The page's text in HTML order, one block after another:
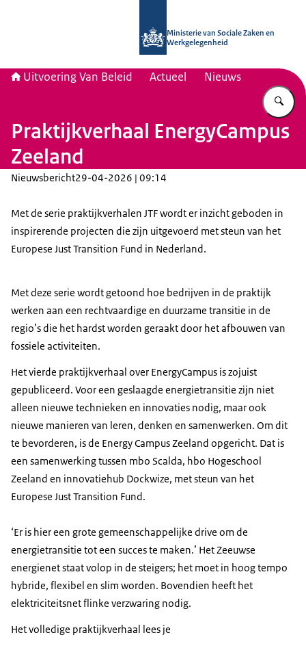
Ministerie van Sociale Zaken en
Werkgelegenheid
Uitvoering Van Beleid Actueel Nieuws
Praktijkverhaal EnergyCampus
Zeeland
Nieuwsbericht29-04-2026 | 09:14
Met de serie praktijkverhalen JTF wordt er inzicht geboden in
inspirerende projecten die zijn uitgevoerd met steun van het
Europese Just Transition Fund in Nederland.
Met deze serie wordt getoond hoe bedrijven in de praktijk
werken aan een rechtvaardige en duurzame transitie in de
regio’s die het hardst worden geraakt door het afbouwen van
fossiele activiteiten.
Het vierde praktijkverhaal over EnergyCampus is zojuist
gepubliceerd. Voor een geslaagde energietransitie zijn niet
alleen nieuwe technieken en innovaties nodig, maar ook
nieuwe manieren van leren, denken en samenwerken. Om dit
te bevorderen, is de Energy Campus Zeeland opgericht. Dat is
een samenwerking tussen mbo Scalda, hbo Hogeschool
Zeeland en innovatiehub Dockwize, met steun van het
Europese Just Transition Fund.
‘Er is hier een grote gemeenschappelijke drive om de
energietransitie tot een succes te maken.’ Het Zeeuwse
energienet staat volop in de steigers; het moet in hoog tempo
hybride, flexibel en slim worden. Bovendien heeft het
elektriciteitsnet flinke verzwaring nodig.
Het volledige praktijkverhaal lees je